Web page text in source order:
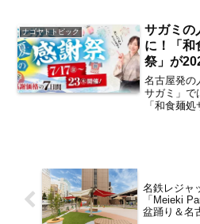
チン）」の
年6月10日
ナゴヤトトピック
サガミの
に！「和
祭」が
の1週間
引券のプ
名古屋発の
サガミ」で
「和食麺
名鉄レジャ
「Meieki
盆踊り＆名